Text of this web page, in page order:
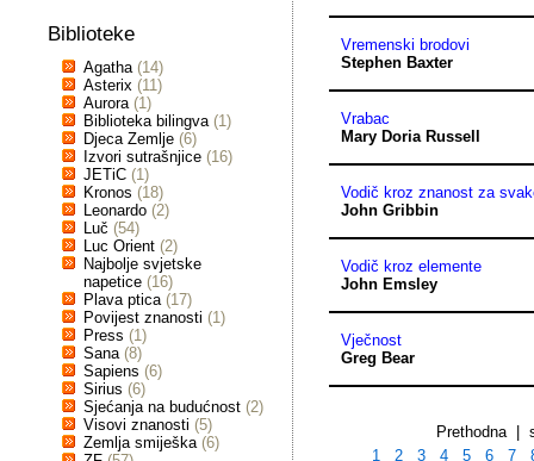
Biblioteke
Agatha (14)
Asterix (11)
Aurora (1)
Biblioteka bilingva (1)
Djeca Zemlje (6)
Izvori sutrašnjice (16)
JETiC (1)
Kronos (18)
Leonardo (2)
Luč (54)
Luc Orient (2)
Najbolje svjetske
napetice (16)
Plava ptica (17)
Povijest znanosti (1)
Press (1)
Sana (8)
Sapiens (6)
Sirius (6)
Sjećanja na budućnost (2)
Visovi znanosti (5)
Zemlja smiješka (6)
Vremenski brodovi
Stephen Baxter
Vrabac
Mary Doria Russell
Vodič kroz znanost za
John Gribbin
Vodič kroz elemente
John Emsley
Vječnost
Greg Bear
Prethodna |
1
2 3 4 5 6 7